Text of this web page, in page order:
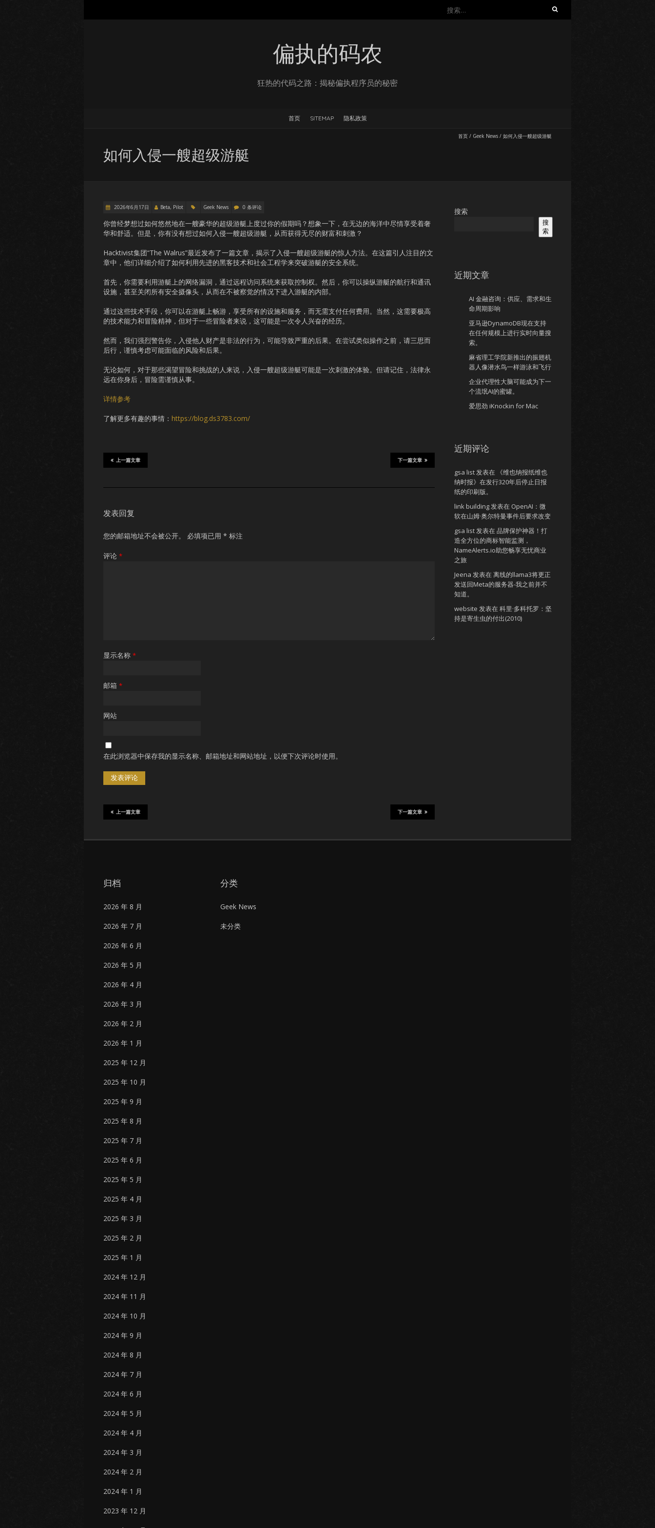
搜
偏执的码农
狂热的代码之路：揭秘偏执程序员的秘密
首页 SITEMAP 隐私政策
首页 / Geek News / 如何入侵一艘超级游艇
如何入侵一艘超级游艇
2026年6月17日 Beta, Pilot Geek News 0 条评论
你曾经梦想过如何悠然地在一艘豪华的超级游艇上度过你的假期吗？想象一下，在无边的海洋中尽情享受着奢
华和舒适。但是，你有没有想过如何入侵一艘超级游艇，从而获得无尽的财富和刺激？
Hacktivist集团“The Walrus”最近发布了一篇文章，揭示了入侵一艘超级游艇的惊人方法。在这篇引人注目的文
章中，他们详细介绍了如何利用先进的黑客技术和社会工程学来突破游艇的安全系统。
首先，你需要利用游艇上的网络漏洞，通过远程访问系统来获取控制权。然后，你可以操纵游艇的航行和通讯
设施，甚至关闭所有安全摄像头，从而在不被察觉的情况下进入游艇的内部。
通过这些技术手段，你可以在游艇上畅游，享受所有的设施和服务，而无需支付任何费用。当然，这需要极高
的技术能力和冒险精神，但对于一些冒险者来说，这可能是一次令人兴奋的经历。
然而，我们强烈警告你，入侵他人财产是非法的行为，可能导致严重的后果。在尝试类似操作之前，请三思而
后行，谨慎考虑可能面临的风险和后果。
无论如何，对于那些渴望冒险和挑战的人来说，入侵一艘超级游艇可能是一次刺激的体验。但请记住，法律永
远在你身后，冒险需谨慎从事。
详情参考
了解更多有趣的事情： https://blog.ds3783.com/
下一篇文章
上一篇文章
发表回复
您的邮箱地址不会被公开。 必填项已用 * 标注
评论 *
显示名称 *
邮箱 *
网站
在此浏览器中保存我的显示名称、邮箱地址和网站地址，以便下次评论时使用。
下一篇文章
上一篇文章
搜索
搜
索
近期文章
AI 金融咨询：供应、需求和生
命周期影响
亚马逊DynamoDB现在支持
在任何规模上进行实时向量搜
索。
麻省理工学院新推出的振翅机
器人像潜水鸟一样游泳和飞行
企业代理性大脑可能成为下一
个流氓AI的蜜罐。
爱思劲 iKnockin for Mac
近期评论
gsa list发表在
《维也纳报纸维也
纳时报》在发行320年后停止日报
纸的印刷版。
link building发表在 OpenAI：微
软在山姆·奥尔特曼事件后要求改变
gsa list发表在 品牌保护神器！打
造全方位的商标智能监测，
NameAlerts.io助您畅享无忧商业
之旅
Jeena 发表在 离线的llama3将更正
发送回Meta的服务器-我之前并不
知道。
website 发表在 科里·多科托罗：坚
持是寄生虫的付出(2010)
归档
2026 年 8 月
2026 年 7 月
2026 年 6 月
2026 年 5 月
2026 年 4 月
2026 年 3 月
2026 年 2 月
2026 年 1 月
2025 年 12 月
2025 年 10 月
2025 年 9 月
2025 年 8 月
2025 年 7 月
2025 年 6 月
2025 年 5 月
2025 年 4 月
2025 年 3 月
2025 年 2 月
2025 年 1 月
2024 年 12 月
2024 年 11 月
2024 年 10 月
2024 年 9 月
2024 年 8 月
2024 年 7 月
2024 年 6 月
2024 年 5 月
2024 年 4 月
2024 年 3 月
2024 年 2 月
2024 年 1 月
2023 年 12 月
分类
Geek News
未分类